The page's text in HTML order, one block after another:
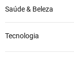
Saúde & Beleza
Tecnologia